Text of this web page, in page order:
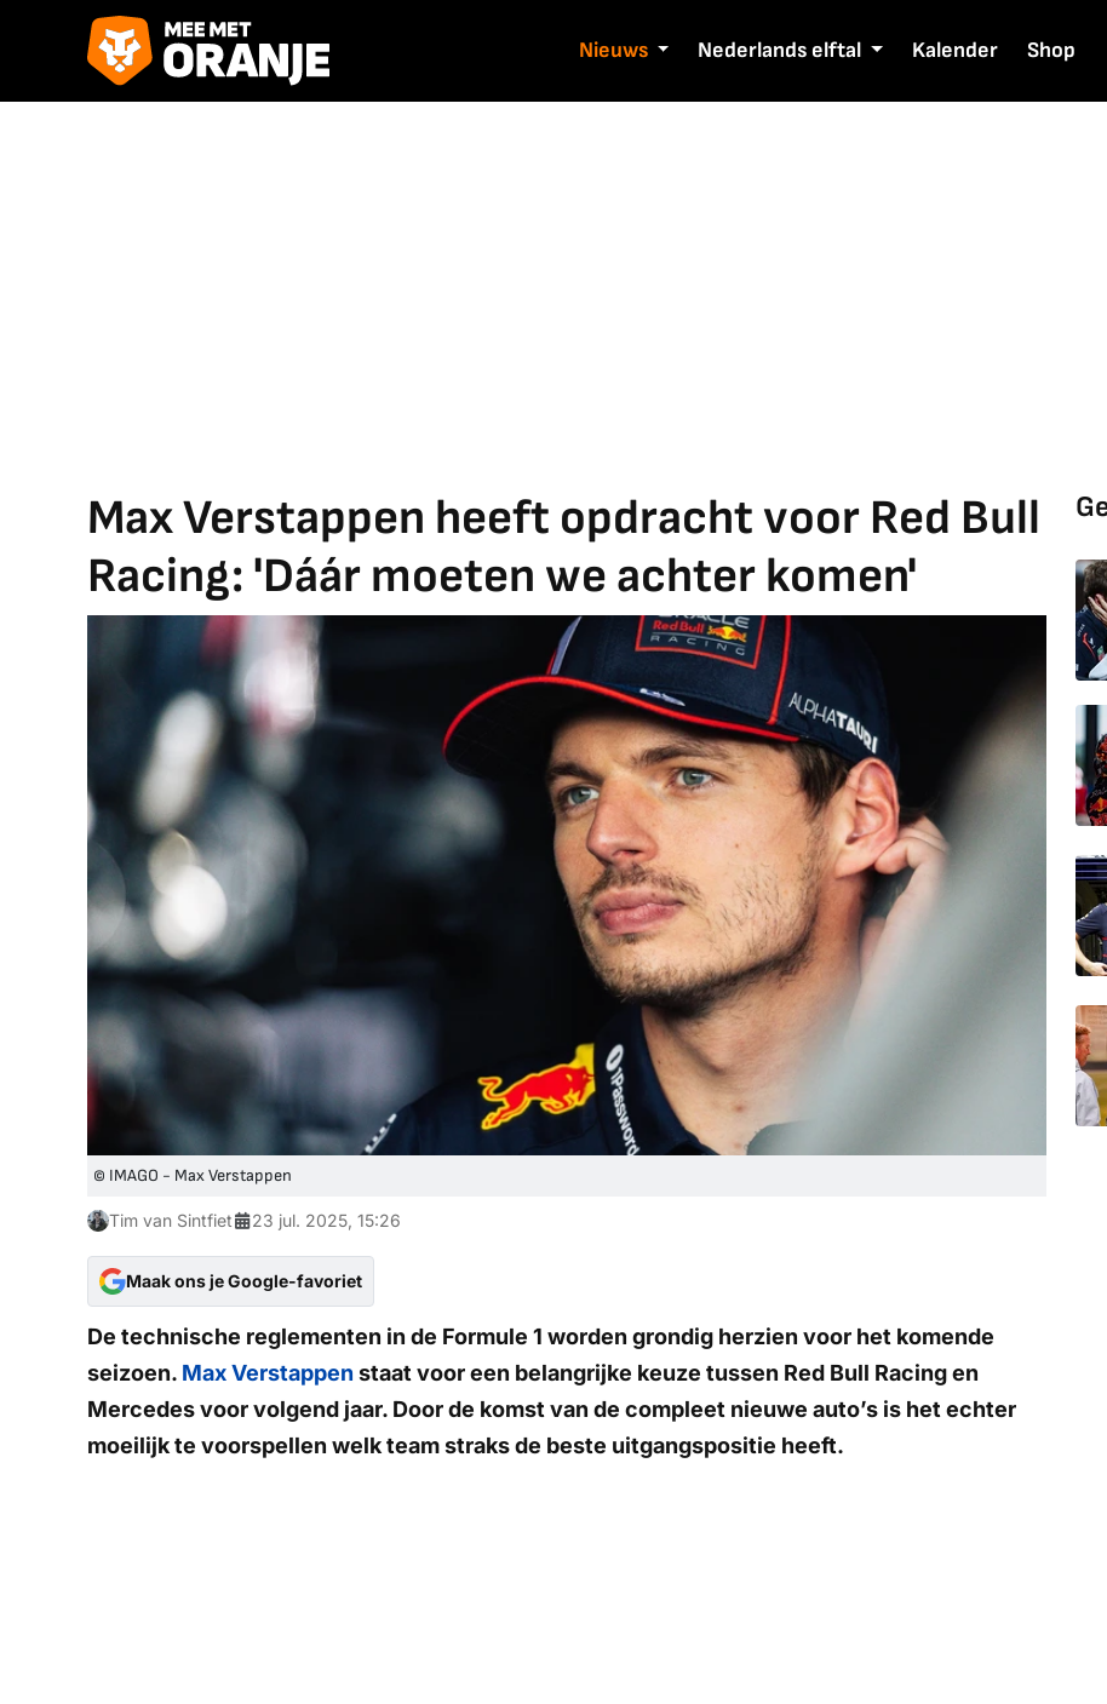
Nieuws Nederlands elftal Kalender Shop
Max Verstappen heeft opdracht voor Red Bull
Racing: 'Dáár moeten we achter komen'
© IMAGO - Max Verstappen
Tim van Sintfiet 23 jul. 2025, 15:26
Maak ons je Google-favoriet
De technische reglementen in de Formule 1 worden grondig herzien voor het komende
seizoen. Max Verstappen staat voor een belangrijke keuze tussen Red Bull Racing en
Mercedes voor volgend jaar. Door de komst van de compleet nieuwe auto’s is het echter
moeilijk te voorspellen welk team straks de beste uitgangspositie heeft.